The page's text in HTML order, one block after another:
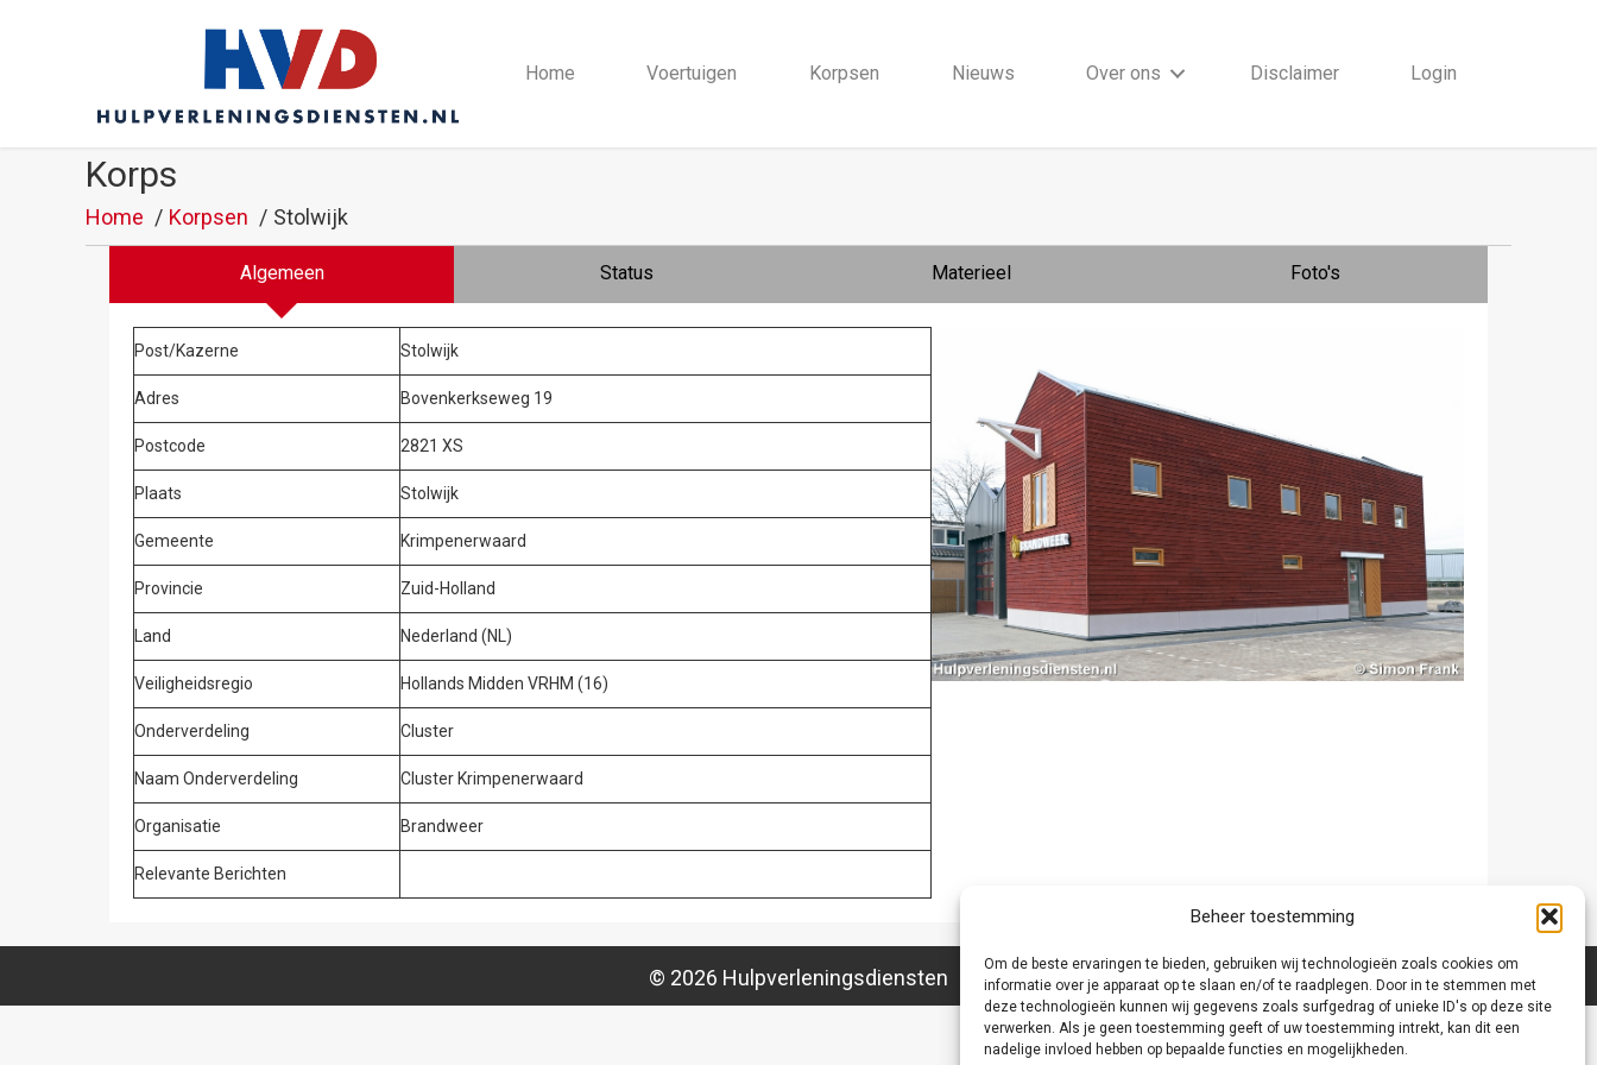
Beheer toestemming
Om de beste ervaringen te bieden, gebruiken wij technologieën zoals cookies om
informatie over je apparaat op te slaan en/of te raadplegen. Door in te stemmen met
deze technologieën kunnen wij gegevens zoals surfgedrag of unieke ID's op deze site
verwerken. Als je geen toestemming geeft of uw toestemming intrekt, kan dit een
nadelige invloed hebben op bepaalde functies en mogelijkheden.
Home Voertuigen Korpsen Nieuws Over ons Disclaimer Login
Korps
Home Korpsen Stolwijk
Algemeen Status Materieel Foto's
Post/Kazerne Stolwijk
Adres Bovenkerkseweg 19
Postcode 2821 XS
Plaats Stolwijk
Gemeente Krimpenerwaard
Provincie Zuid-Holland
Land Nederland (NL)
Veiligheidsregio Hollands Midden VRHM (16)
Onderverdeling Cluster
Naam Onderverdeling Cluster Krimpenerwaard
Organisatie Brandweer
Relevante Berichten
© 2026 Hulpverleningsdiensten